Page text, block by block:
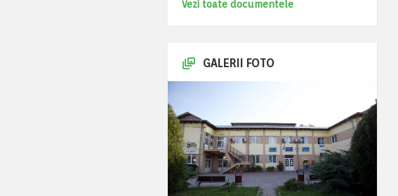
Vezi toate documentele
GALERII FOTO